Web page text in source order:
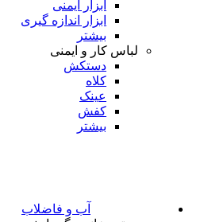
ابزار ایمنی
ابزار اندازه گیری
بیشتر
لباس کار و ایمنی
دستکش
کلاه
عینک
کفش
بیشتر
آب و فاضلاب